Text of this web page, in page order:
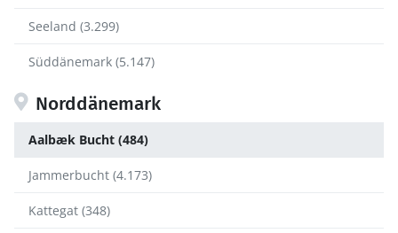
Seeland (3.299)
Süddänemark (5.147)
Norddänemark
Aalbæk Bucht (484)
Jammerbucht (4.173)
Kattegat (348)